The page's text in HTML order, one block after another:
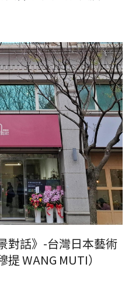
藝術家交流展（桃園隱藝術畫
對話》-台灣日本藝術
WANG MUTI）